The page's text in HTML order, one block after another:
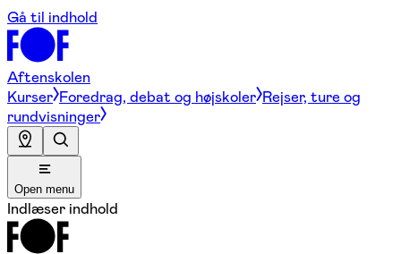
Gå til indhold
Aftenskolen
Kurser Foredrag, debat og højskoler Rejser, ture og
rundvisninger
Open menu
Indlæser indhold